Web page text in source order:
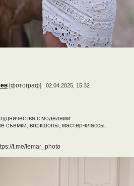
[фотограф] 02.04.2025, 15:32
с моделями:
съемки, воркшопы, мастер-классы.
t.me/lemar_photo